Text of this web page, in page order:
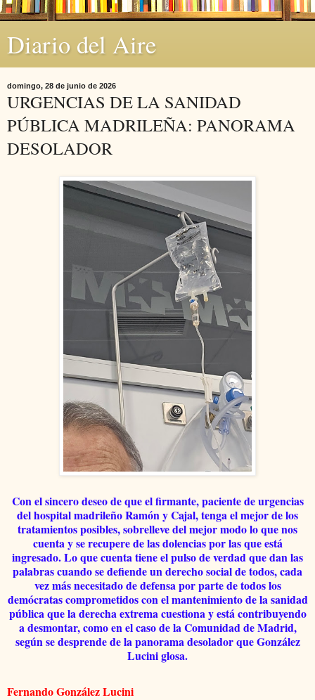
Diario del Aire
domingo, 28 de junio de 2026
URGENCIAS DE LA SANIDAD
PÚBLICA MADRILEÑA: PANORAMA
DESOLADOR
Con el sincero deseo de que el firmante, paciente de urgencias
del hospital madrileño Ramón y Cajal, tenga el mejor de los
tratamientos posibles, sobrelleve del mejor modo lo que nos
cuenta y se recupere de las dolencias por las que está
ingresado. Lo que cuenta tiene el pulso de verdad que dan las
palabras cuando se defiende un derecho social de todos, cada
vez más necesitado de defensa por parte de todos los
demócratas comprometidos con el mantenimiento de la sanidad
pública que la derecha extrema cuestiona y está contribuyendo
a desmontar, como en el caso de la Comunidad de Madrid,
según se desprende de la panorama desolador que González
Lucini glosa.
Fernando González Lucini